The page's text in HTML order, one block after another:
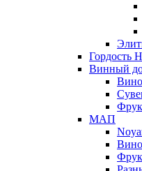
Гордость
Винный
МАП